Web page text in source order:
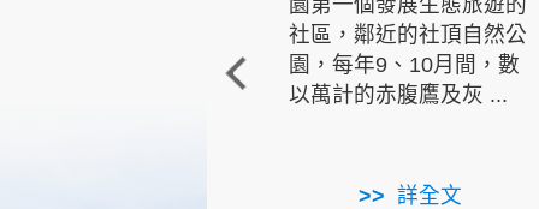
社區，鄰近的社頂自然公
園，每年9、10月間，數
以萬計的赤腹鷹及灰 ...
詳全文